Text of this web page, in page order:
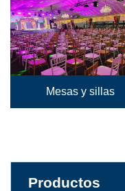
Mesas y sillas
Productos